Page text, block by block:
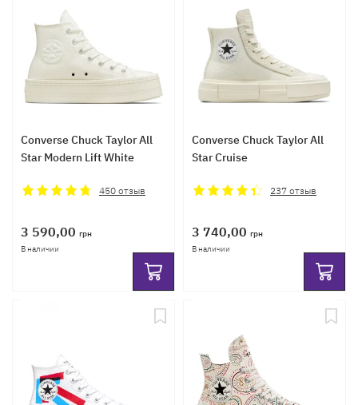
Converse Chuck Taylor All
Star Modern Lift White
450отзыв
3 590,00 грн
В наличии
Converse Chuck Taylor All
Star Cruise
237отзыв
3 740,00 грн
В наличии